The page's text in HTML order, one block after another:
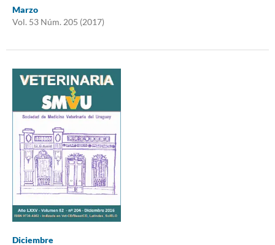
Marzo
Vol. 53 Núm. 205 (2017)
Diciembre